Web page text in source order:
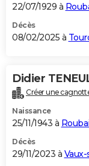
GUIDES D'ACHAT
BONS PLANS
Carte de Noël
Carte Bonne année
Carte Saint-Valentin
Carte Pâques
Carte d'anniversaire
DICTIONNAIRE
Dictionnaire
Biographies
Citations
Expressions
Proverbes
PROGRAMME TV
S'inscrire
Se connecter
Lycées
Collèges
Primaires
Universités
Entreprises
Service militaire
Avis de recherche
AVIS DE DÉCÈS
22/07/1929 à
Décès
08/02/2025 à
Didier
Créer une
Naissance
25/11/1943 à
Décès
29/11/2023 à